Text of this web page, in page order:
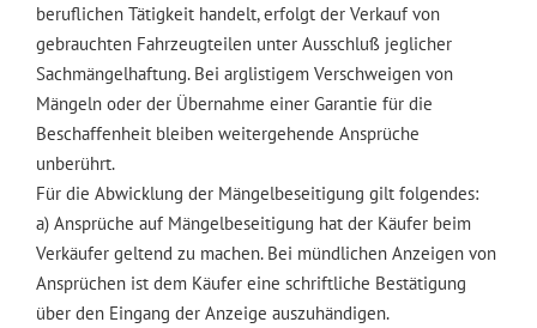
beruflichen Tätigkeit handelt, erfolgt der Verkauf von
gebrauchten Fahrzeugteilen unter Ausschluß jeglicher
Sachmängelhaftung. Bei arglistigem Verschweigen von
Mängeln oder der Übernahme einer Garantie für die
Beschaffenheit bleiben weitergehende Ansprüche
unberührt.
Für die Abwicklung der Mängelbeseitigung gilt folgendes:
a) Ansprüche auf Mängelbeseitigung hat der Käufer beim
Verkäufer geltend zu machen. Bei mündlichen Anzeigen von
Ansprüchen ist dem Käufer eine schriftliche Bestätigung
über den Eingang der Anzeige auszuhändigen.